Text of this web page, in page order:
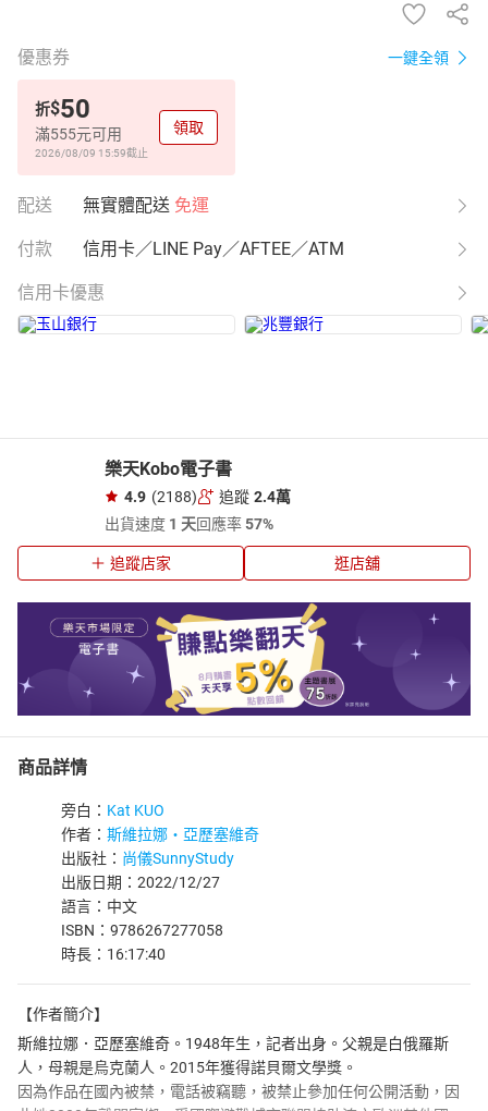
優惠券 一鍵全領
折$50
滿555元可用
2026/08/09 15:59截止
領取
配送 無實體配送 免運
付款 信用卡／LINE Pay／AFTEE／ATM
信用卡優惠
樂天Kobo電子書
4.9 (2188) 追蹤 2.4萬
出貨速度 1 天回應率57%
追蹤店家 逛店舖
商品詳情
旁白： Kat KUO
作者： 斯維拉娜‧亞歷塞維奇
出版社： 尚儀SunnyStudy
出版日期：2022/12/27
語言：中文
ISBN：9786267277058
時長：16:17:40
【作者簡介】
斯維拉娜．亞歷塞維奇。1948年生，記者出身。父親是白俄羅斯
人，母親是烏克蘭人。2015年獲得諾貝爾文學獎。
因為作品在國內被禁，電話被竊聽，被禁止參加任何公開活動，因